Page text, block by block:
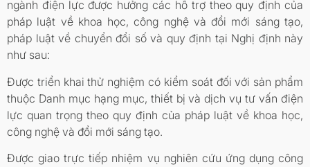
ngành điện lực được hưởng các hỗ trợ theo quy định của
pháp luật về khoa học, công nghệ và đổi mới sáng tạo,
pháp luật về chuyển đổi số và quy định tại Nghị định này
như sau:
Được triển khai thử nghiệm có kiểm soát đối với sản phẩm
thuộc Danh mục hạng mục, thiết bị và dịch vụ tư vấn điện
lực quan trọng theo quy định của pháp luật về khoa học,
công nghệ và đổi mới sáng tạo.
Được giao trực tiếp nhiệm vụ nghiên cứu ứng dụng công